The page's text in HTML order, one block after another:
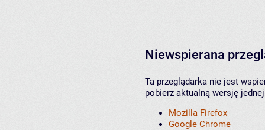
Niewspierana
Ta przeglądarka nie jest
pobierz aktualną wersję
Mozilla Firefox
Google Chrome